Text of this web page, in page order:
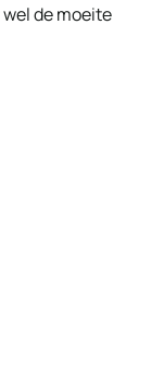
de moeite